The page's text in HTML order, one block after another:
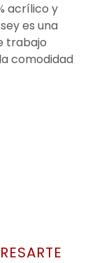
acrílico y
es una
trabajo
comodidad